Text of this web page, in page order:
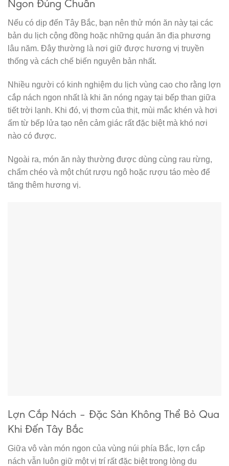
Ngon Đúng Chuẩn
Nếu có dịp đến Tây Bắc, bạn nên thử món ăn này tại các
bản du lịch cộng đồng hoặc những quán ăn địa phương
lâu năm. Đây thường là nơi giữ được hương vị truyền
thống và cách chế biến nguyên bản nhất.
Nhiều người có kinh nghiệm du lịch vùng cao cho rằng lợn
cắp nách ngon nhất là khi ăn nóng ngay tại bếp than giữa
tiết trời lạnh. Khi đó, vị thơm của thịt, mùi mắc khén và hơi
ấm từ bếp lửa tạo nên cảm giác rất đặc biệt mà khó nơi
nào có được.
Ngoài ra, món ăn này thường được dùng cùng rau rừng,
chẩm chéo và một chút rượu ngô hoặc rượu táo mèo để
tăng thêm hương vị.
Lợn Cắp Nách – Đặc Sản Không Thể Bỏ Qua
Khi Đến Tây Bắc
Giữa vô vàn món ngon của vùng núi phía Bắc, lợn cắp
nách vẫn luôn giữ một vị trí rất đặc biệt trong lòng du